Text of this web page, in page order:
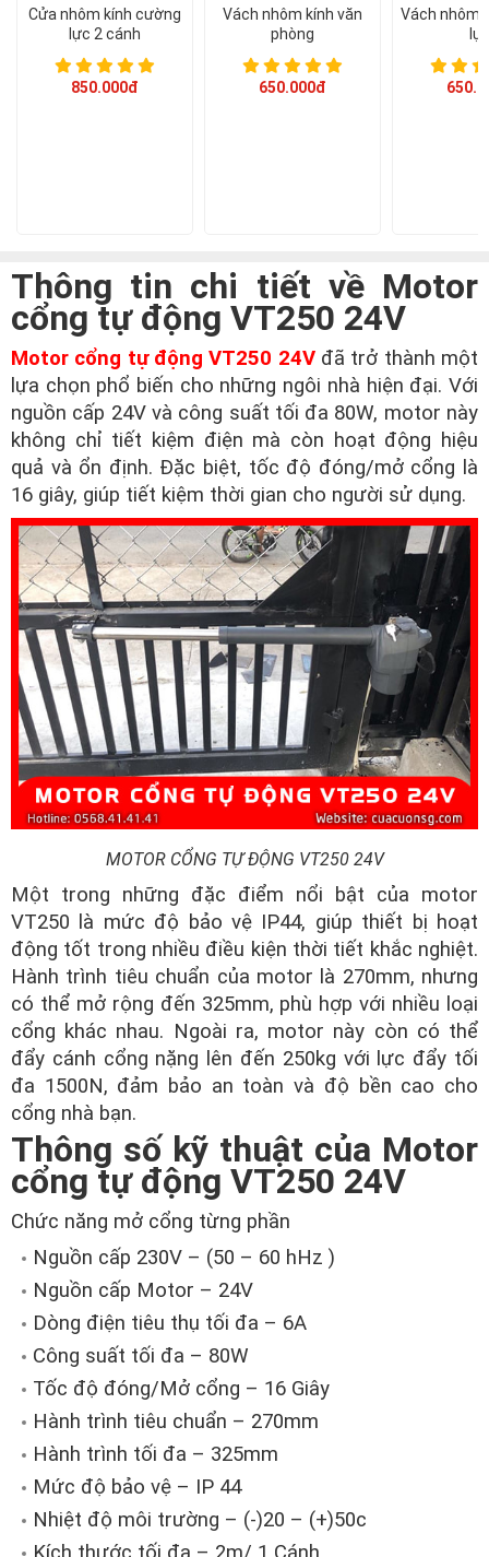
Cửa nhôm kính cường
lực 2 cánh
850.000đ
Vách nhôm kính văn
phòng
650.000đ
Vách nhôm
Thông tin chi tiết về Motor
cổng tự động VT250 24V
Motor cổng tự động VT250 24Vđã trở thành một
lựa chọn phổ biến cho những ngôi nhà hiện đại. Với
nguồn cấp 24V và công suất tối đa 80W, motor này
không chỉ tiết kiệm điện mà còn hoạt động hiệu
quả và ổn định. Đặc biệt, tốc độ đóng/mở cổng là
16 giây, giúp tiết kiệm thời gian cho người sử dụng.
MOTOR CỔNG TỰ ĐỘNG VT250 24V
Một trong những đặc điểm nổi bật của motor
VT250 là mức độ bảo vệ IP44, giúp thiết bị hoạt
động tốt trong nhiều điều kiện thời tiết khắc nghiệt.
Hành trình tiêu chuẩn của motor là 270mm, nhưng
có thể mở rộng đến 325mm, phù hợp với nhiều loại
cổng khác nhau. Ngoài ra, motor này còn có thể
đẩy cánh cổng nặng lên đến 250kg với lực đẩy tối
đa 1500N, đảm bảo an toàn và độ bền cao cho
cổng nhà bạn.
Thông số kỹ thuật của Motor
cổng tự động VT250 24V
Chức năng mở cổng từng phần
Nguồn cấp 230V – (50 – 60 hHz )
Nguồn cấp Motor – 24V
Dòng điện tiêu thụ tối đa – 6A
Công suất tối đa – 80W
Tốc độ đóng/Mở cổng – 16 Giây
Hành trình tiêu chuẩn – 270mm
Hành trình tối đa – 325mm
Mức độ bảo vệ – IP 44
Nhiệt độ môi trường – (-)20 – (+)50c